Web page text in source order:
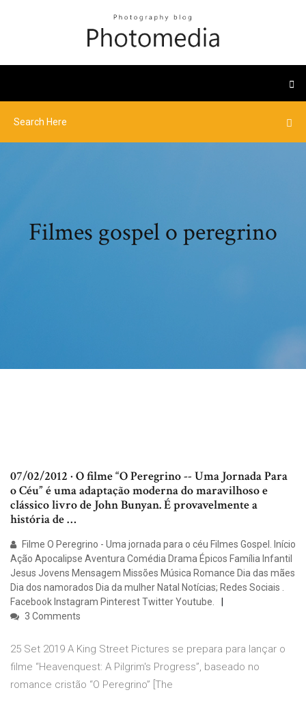
Filmes gospel o peregrino
07/02/2012 · O filme “O Peregrino -- Uma Jornada Para
o Céu” é uma adaptação moderna do maravilhoso e
clássico livro de John Bunyan. É provavelmente a
história de …
Filme O Peregrino - Uma jornada para o céu Filmes Gospel. Início
Ação Apocalipse Aventura Comédia Drama Épicos Família Infantil
Jesus Jovens Mensagem Missões Música Romance Dia das mães
Dia dos namorados Dia da mulher Natal Notícias; Redes Sociais .
Facebook Instagram Pinterest Twitter Youtube.
3 Comments
25 Set 2019 A King Street Pictures se prepara para lançar o
filme “Heavenquest: A Pilgrim's Progress”, baseado no
romance cristão “O Peregrino” [The